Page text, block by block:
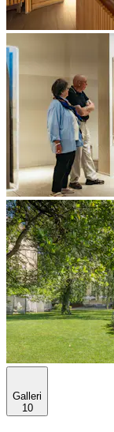
Galleri
10